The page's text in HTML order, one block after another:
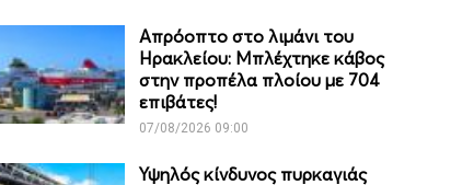
Απρόοπτο στο λιμάνι του
Ηρακλείου: Μπλέχτηκε κάβος
στην προπέλα πλοίου με 704
επιβάτες!
07/08/2026 09:00
Υψηλός κίνδυνος πυρκαγιάς